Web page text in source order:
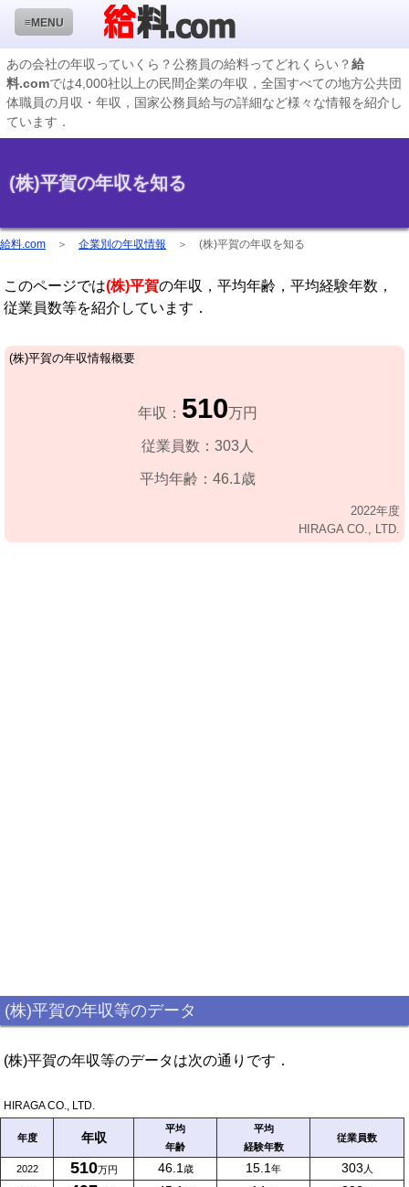
≡MENU
企業検索
年収ランキング
国家公務員編
地方公務員給料検索
収録企業データの状況
あの会社の年収っていくら？公務員の給料ってどれくらい？給
料.comでは4,000社以上の民間企業の年収，全国すべての地方公共団
体職員の月収・年収，国家公務員給与の詳細など様々な情報を紹介し
ています．
(株)平賀の年収を知る
給料.com ＞ 企業別の年収情報 ＞ (株)平賀の年収を知る
このページでは(株)平賀の年収，平均年齢，平均経験年数，
従業員数等を紹介しています．
(株)平賀の年収情報概要
年収： 510万円
従業員数：303人
平均年齢：46.1歳
2022年度
HIRAGA CO., LTD.
(株)平賀の年収等のデータ
(株)平賀の年収等のデータは次の通りです．
HIRAGA CO., LTD.
年度 年収
平均
年齢
平均
経験年数
従業員数
2022 510万円 46.1 歳 15.1 年 303 人